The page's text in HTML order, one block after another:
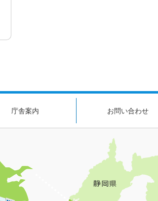
庁舎案内 お問い合わせ